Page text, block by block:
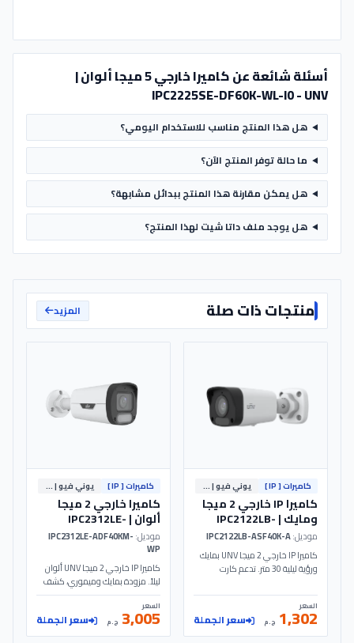
أسئلة شائعة عن كاميرا خارجي 5 ميجا ألوان |
IPC2225SE-DF60K-WL-I0 - UNV
هل هذا المنتج مناسب للاستخدام اليومي؟
ما حالة توفر المنتج الآن؟
هل يمكن مقارنة هذا المنتج ببدائل مشابهة؟
هل يوجد ملف داتا شيت لهذا المنتج؟
منتجات ذات صلة المزيد
كاميرات [ IP ] يوني فيو | Uniview
كاميرا IP خارجي 2 ميجا
ومايك | IPC2122LB-
ASF40K-A - UNV
موديل:
كاميرا IP خارجي 2 ميجا UNV بمايك
ورؤية ليلية 30 متر. تدعم كارت
ضد المياه، وتعمل بنظام PoE. موديل
IPC2122LB-ASF40K-A - UNV.
السعر
1,302 ج.م سعر الجملة
كاميرات [ IP ] يوني فيو | Uniview
كاميرا خارجي 2 ميجا
ألوان | IPC2312LE-
ADF40KM-WP - UNV
موديل: IPC2312LE-ADF40KM-
WP
كاميرا IP خارجي 2 ميجا UNV ألوان
ليلاً. مزودة بمايك وميموري، كشف
البشر/السيارات، حماية IP67 وتدعم
ADF40KM-WP - UNV.
السعر
3,005 ج.م سعر الجملة